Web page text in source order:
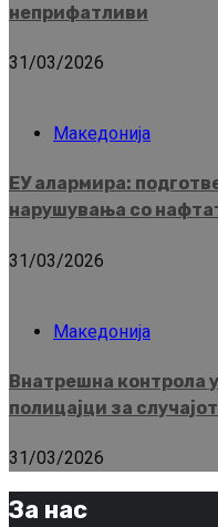
неприфатливи
31/03/2026
Македонија
ЕУ алармира:
нарушувања со
31/03/2026
Македонија
Внатрешна контрола
полицајци за
31/03/2026
За нас